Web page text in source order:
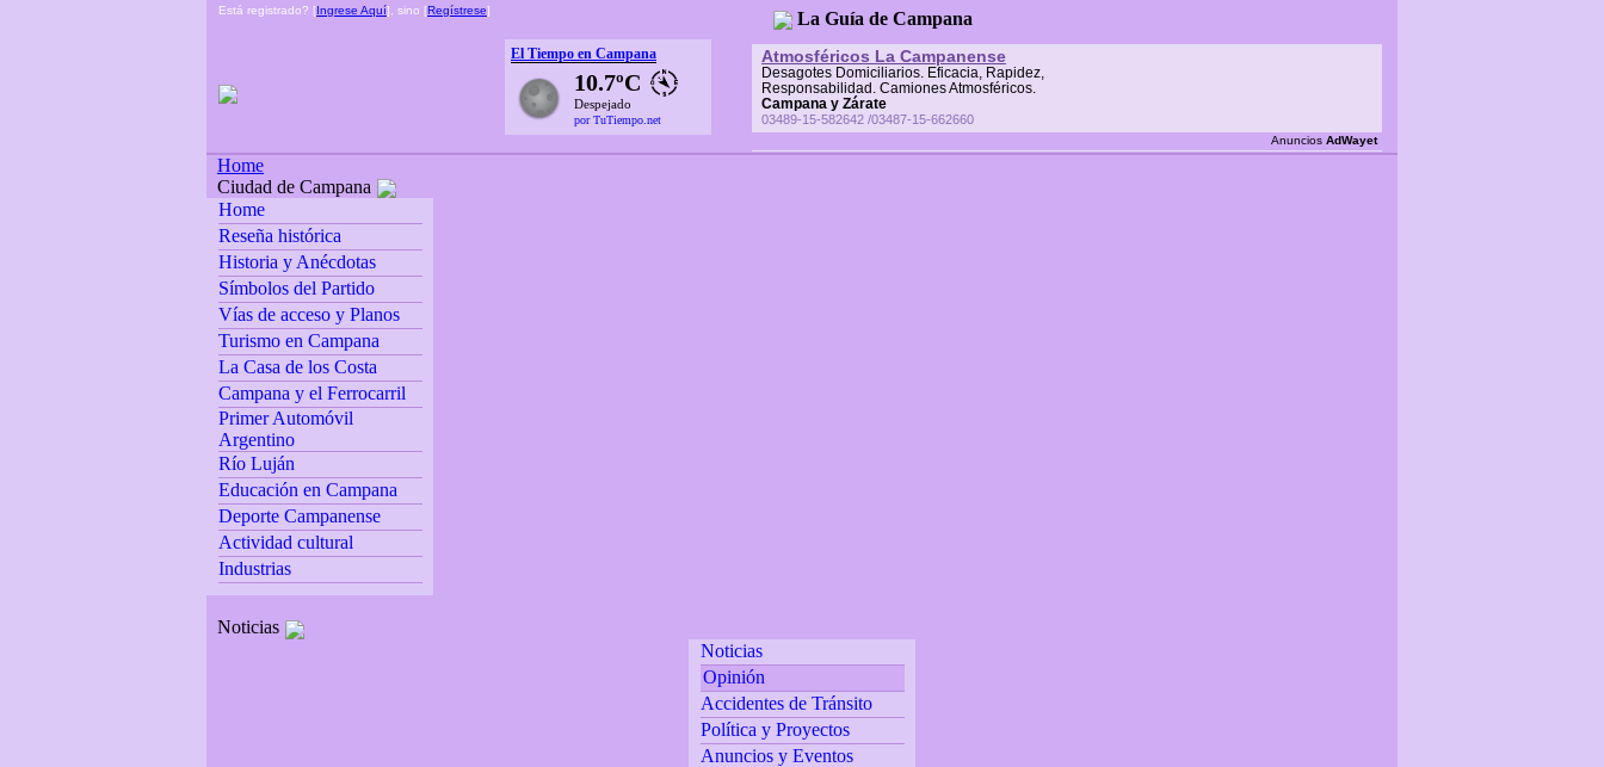
Está registrado? [Ingrese Aquí], sino [Regístrese] La Guía de Campana
Atmosféricos La Campanense
Desagotes Domiciliarios. Eficacia, Rapidez,
Responsabilidad. Camiones Atmosféricos.
Campana y Zárate
03489-15-582642 /03487-15-662660
Anuncios AdWayet
El Tiempo en Campana
10.7ºC
Despejado
por TuTiempo.net
Home
Ciudad de Campana
Home
Reseña histórica
Historia y Anécdotas
Símbolos del Partido
Vías de acceso y Planos
Turismo en Campana
La Casa de los Costa
Campana y el Ferrocarril
Primer Automóvil
Argentino
Río Luján
Educación en Campana
Deporte Campanense
Actividad cultural
Industrias
Noticias
Noticias
Opinión
Accidentes de Tránsito
Política y Proyectos
Anuncios y Eventos